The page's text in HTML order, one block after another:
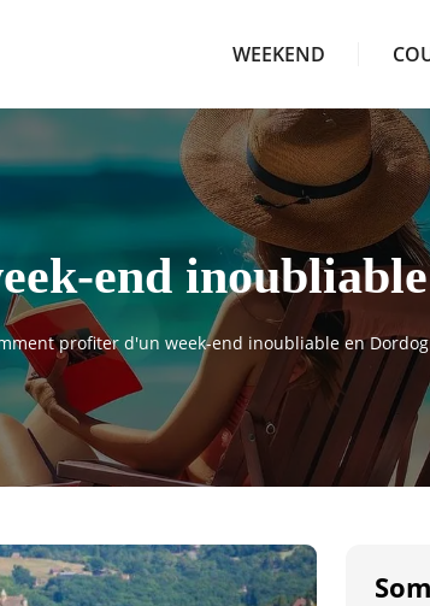
WEEKEND
end
profiter d'un week-end inoubliable en